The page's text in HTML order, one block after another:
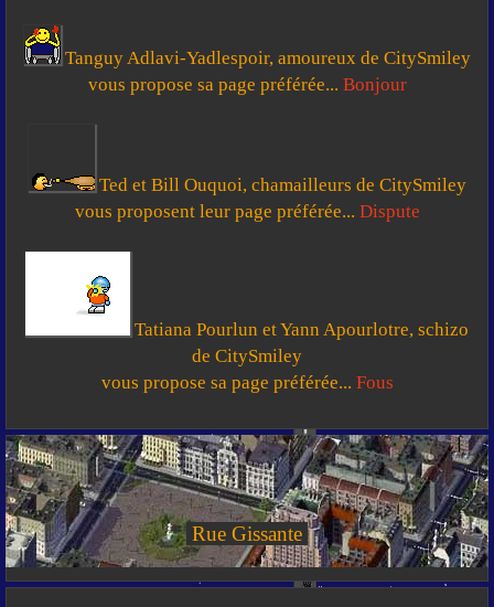
Tanguy Adlavi-Yadlespoir, amoureux de CitySmiley
vous propose sa page préférée... Bonjour
Ted et Bill Ouquoi, chamailleurs de CitySmiley
vous proposent leur page préférée... Dispute
Tatiana Pourlun et Yann Apourlotre, schizo
de CitySmiley
vous propose sa page préférée... Fous
Rue Gissante